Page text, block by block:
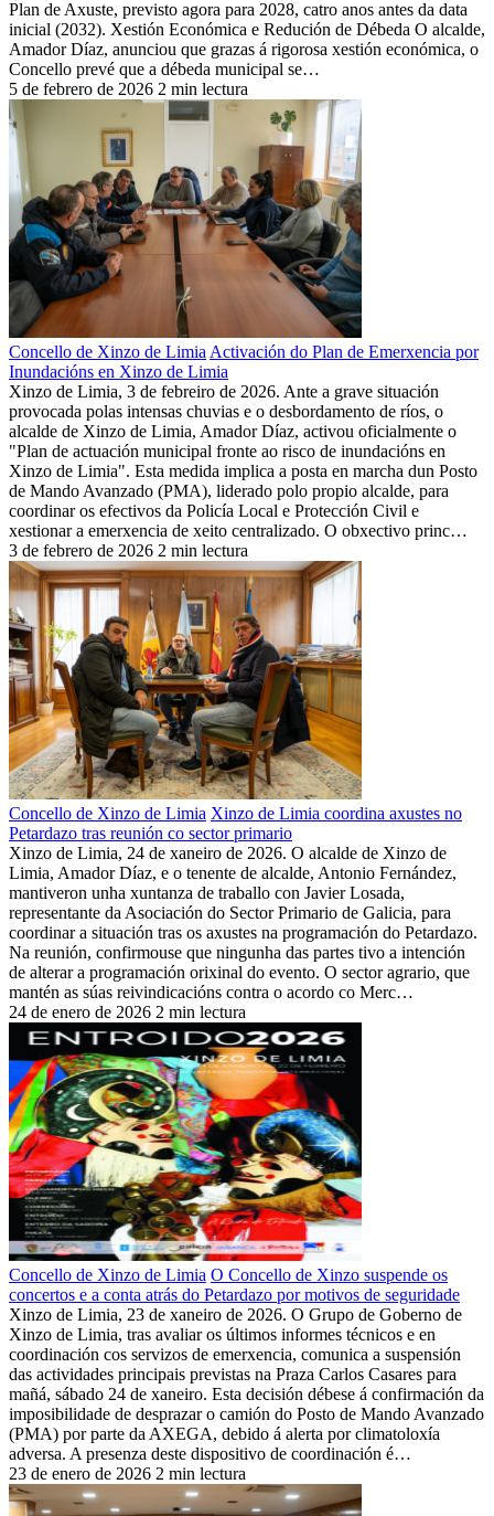
Plan de Axuste, previsto agora para 2028, catro anos antes da data
inicial (2032). Xestión Económica e Redución de Débeda O alcalde,
Amador Díaz, anunciou que grazas á rigorosa xestión económica, o
Concello prevé que a débeda municipal se…
5 de febrero de 2026 2 min lectura
Concello de Xinzo de Limia Activación do Plan de Emerxencia por
Inundacións en Xinzo de Limia
Xinzo de Limia, 3 de febreiro de 2026. Ante a grave situación
provocada polas intensas chuvias e o desbordamento de ríos, o
alcalde de Xinzo de Limia, Amador Díaz, activou oficialmente o
"Plan de actuación municipal fronte ao risco de inundacións en
Xinzo de Limia". Esta medida implica a posta en marcha dun Posto
de Mando Avanzado (PMA), liderado polo propio alcalde, para
coordinar os efectivos da Policía Local e Protección Civil e
xestionar a emerxencia de xeito centralizado. O obxectivo princ…
3 de febrero de 2026 2 min lectura
Concello de Xinzo de Limia Xinzo de Limia coordina axustes no
Petardazo tras reunión co sector primario
Xinzo de Limia, 24 de xaneiro de 2026. O alcalde de Xinzo de
Limia, Amador Díaz, e o tenente de alcalde, Antonio Fernández,
mantiveron unha xuntanza de traballo con Javier Losada,
representante da Asociación do Sector Primario de Galicia, para
coordinar a situación tras os axustes na programación do Petardazo.
Na reunión, confirmouse que ningunha das partes tivo a intención
de alterar a programación orixinal do evento. O sector agrario, que
mantén as súas reivindicacións contra o acordo co Merc…
24 de enero de 2026 2 min lectura
Concello de Xinzo de Limia O Concello de Xinzo suspende os
concertos e a conta atrás do Petardazo por motivos de seguridade
Xinzo de Limia, 23 de xaneiro de 2026. O Grupo de Goberno de
Xinzo de Limia, tras avaliar os últimos informes técnicos e en
coordinación cos servizos de emerxencia, comunica a suspensión
das actividades principais previstas na Praza Carlos Casares para
mañá, sábado 24 de xaneiro. Esta decisión débese á confirmación da
imposibilidade de desprazar o camión do Posto de Mando Avanzado
(PMA) por parte da AXEGA, debido á alerta por climatoloxía
adversa. A presenza deste dispositivo de coordinación é…
23 de enero de 2026 2 min lectura